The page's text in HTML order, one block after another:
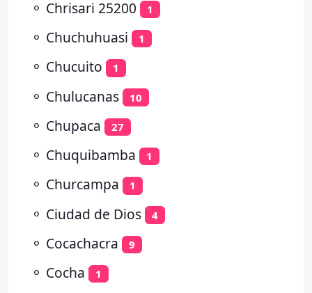
⚬ Chrisari 25200 1
⚬ Chuchuhuasi 1
⚬ Chucuito 1
⚬ Chulucanas 10
⚬ Chupaca 27
⚬ Chuquibamba 1
⚬ Churcampa 1
⚬ Ciudad de Dios 4
⚬ Cocachacra 9
⚬ Cocha 1